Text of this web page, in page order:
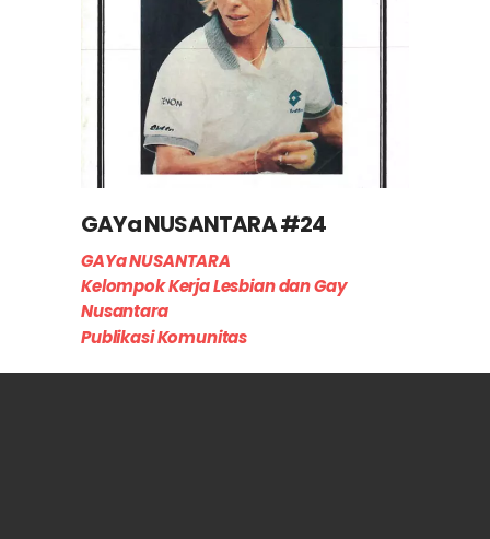
GAYa NUSANTARA #24
GAYa NUSANTARA
Kelompok Kerja Lesbian dan Gay
Nusantara
Publikasi Komunitas